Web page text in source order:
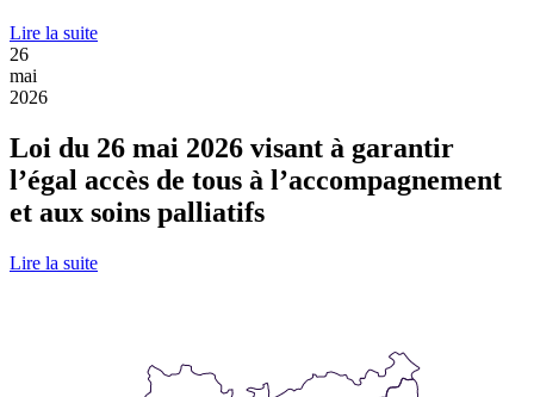
Lire la suite
26
mai
2026
Loi du 26 mai 2026 visant à garantir
l’égal accès de tous à l’accompagnement
et aux soins palliatifs
Lire la suite